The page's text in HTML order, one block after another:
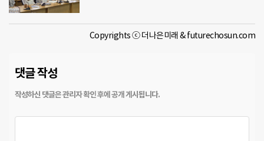
Copyrights ⓒ 더나은미래 & futurechosun.com
댓글 작성